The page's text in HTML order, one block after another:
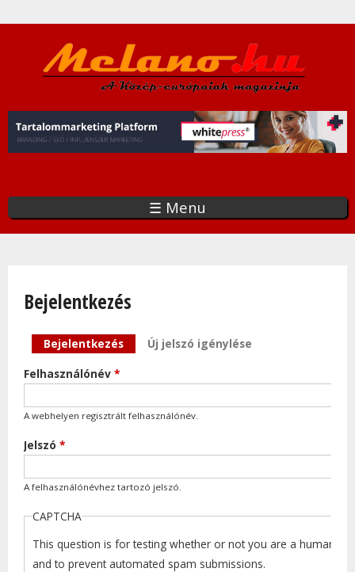
a
tartalomra
☰ Menu
Bejelentkezés
Elsődleges fülek
Bejelentkezés (aktív fül)
Új jelszó igénylése
Felhasználónév *
A webhelyen regisztrált felhasználónév.
Jelszó *
A felhasználónévhez tartozó jelszó.
CAPTCHA
This question is for testing whether or not you are a human
and to prevent automated spam submissions.